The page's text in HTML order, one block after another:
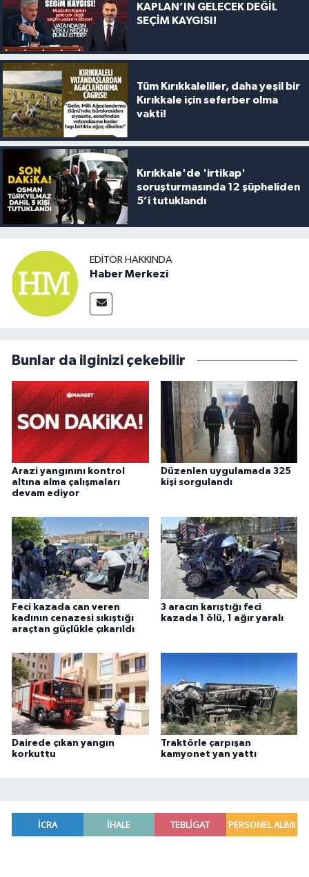
KAPLAN’IN GELECEK DEĞİL
SEÇİM KAYGISI!
Tüm Kırıkkaleliler, daha yeşil bir
Kırıkkale için seferber olma
vakti!
Kırıkkale'de 'irtikap'
soruşturmasında 12 şüpheliden
5’i tutuklandı
EDITÖR HAKKINDA
Haber Merkezi
Bunlar da ilginizi çekebilir
Arazi yangınını kontrol
altına alma çalışmaları
devam ediyor
Düzenlen uygulamada 325
kişi sorgulandı
Feci kazada can veren
kadının cenazesi sıkıştığı
araçtan güçlükle çıkarıldı
3 aracın karıştığı feci
kazada 1 ölü, 1 ağır yaralı
Dairede çıkan yangın
korkuttu
Traktörle çarpışan
kamyonet yan yattı